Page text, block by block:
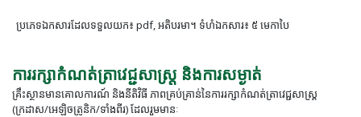
ប្រភេទឯកសារដែលទទួលយក៖ pdf, អតិបរមា។ ទំហំឯកសារ៖ ៥ មេកាបៃ
ការរក្សាកំណត់ត្រាវេជ្ជសាស្រ្ត និងការសម្ងាត់
គ្រឹះស្ថានមានគោលការណ៍ និងនីតិវិធី ភាពគ្រប់គ្រាន់នៃការរក្សាកំណត់ត្រាវេជ្ជសាស្ត្រ
(ក្រដាស/អេឡិចត្រូនិក/ទាំងពីរ) ដែលរួមមានៈ